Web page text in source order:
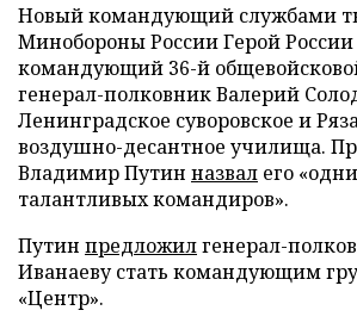
Новый командующий службами
Минобороны России Герой
командующий 36-й
генерал-полковник Валерий
Ленинградское суворовское и
воздушно-десантное училища.
Владимир Путин назвал его
талантливых командиров».
Путин предложилгенерал-
Иванаеву стать командующим
«Центр».